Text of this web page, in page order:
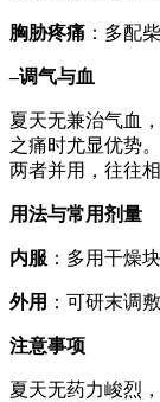
胸胁疼痛 ：多配
–调气与血
夏天无兼治气血
之痛时尤显优势
两者并用，往往相
用法与常用剂量
内服 ：多用干燥
外用 ：可研末调
注意事项
夏天无药力峻烈